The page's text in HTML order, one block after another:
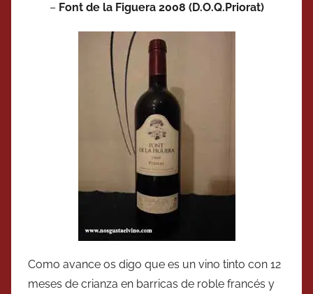
– Font de la Figuera 2008 (D.O.Q.Priorat)
Como avance os digo que es un vino tinto con 12
meses de crianza en barricas de roble francés y